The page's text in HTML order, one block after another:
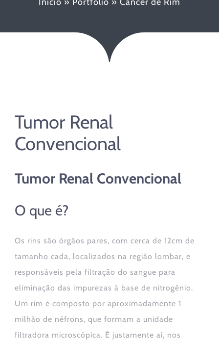
Tumor Renal
Convencional
Tumor Renal Convencional
O que é?
Os rins são órgãos pares, com cerca de 12cm de
tamanho cada, localizados na região lombar, e
responsáveis pela filtração do sangue para
eliminação das impurezas à base de nitrogênio.
Um rim é composto por aproximadamente 1
milhão de néfrons, que formam a unidade
filtradora microscópica. É justamente aí, nos